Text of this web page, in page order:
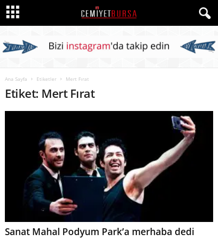
Ana Sayfa Etiketler Mert Fırat
Etiket: Mert Fırat
Sanat Mahal Podyum Park’a merhaba dedi